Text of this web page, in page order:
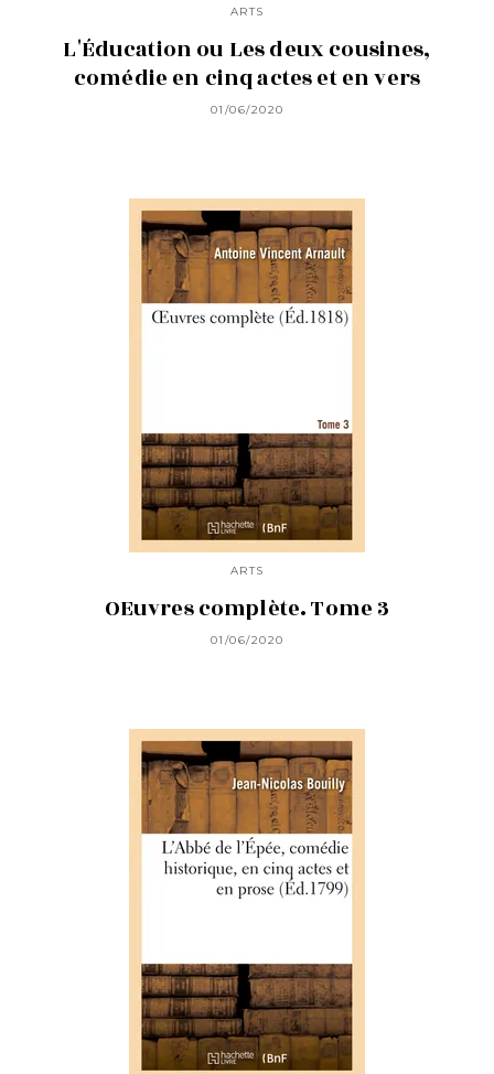
ARTS
L'Éducation ou Les deux cousines,
comédie en cinq actes et en vers
01/06/2020
ARTS
OEuvres complète. Tome 3
01/06/2020